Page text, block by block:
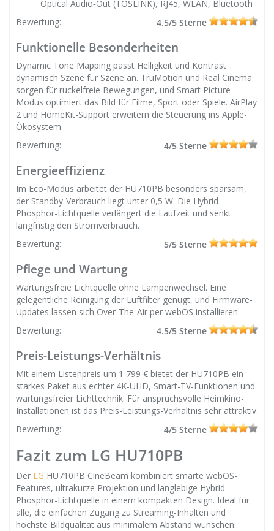
Optical Audio‐Out (TOSLINK), RJ45, WLAN, Bluetooth
Bewertung:
4.5/5 Sterne
Funktionelle Besonderheiten
Dynamic Tone Mapping passt Helligkeit und Kontrast
dynamisch Szene für Szene an. TruMotion und Real Cinema
sorgen für ruckelfreie Bewegungen, und Smart Picture
Modus optimiert das Bild für Filme, Sport oder Spiele. AirPlay
2 und HomeKit-Support erweitern die Steuerung ins Apple-
Ökosystem.
Bewertung:
4/5 Sterne
Energieeffizienz
Im Eco-Modus arbeitet der HU710PB besonders sparsam,
der Standby-Verbrauch liegt unter 0,5 W. Die Hybrid-
Phosphor-Lichtquelle verlängert die Laufzeit und senkt
langfristig den Stromverbrauch.
Bewertung:
5/5 Sterne
Pflege und Wartung
Wartungsfreie Lichtquelle ohne Lampenwechsel. Eine
gelegentliche Reinigung der Luftfilter genügt, und Firmware-
Updates lassen sich Over-The-Air per webOS installieren.
Bewertung:
4.5/5 Sterne
Preis-Leistungs-Verhältnis
Mit einem Listenpreis um 1 799 € bietet der HU710PB ein
starkes Paket aus echter 4K-UHD, Smart-TV-Funktionen und
wartungsfreier Lichttechnik. Für anspruchsvolle Heimkino-
Installationen ist das Preis-Leistungs-Verhältnis sehr attraktiv.
Bewertung:
4/5 Sterne
Fazit zum LG HU710PB
Der LG HU710PB CineBeam kombiniert smarte webOS-
Features, ultrakurze Projektion und langlebige Hybrid-
Phosphor-Lichtquelle in einem kompakten Design. Ideal für
alle, die einfachen Zugang zu Streaming-Inhalten und
höchste Bildqualität aus minimalem Abstand wünschen.